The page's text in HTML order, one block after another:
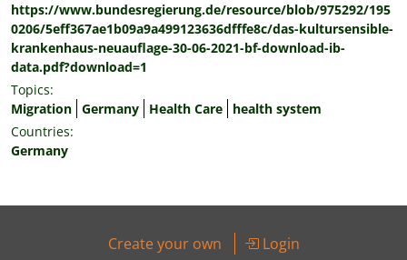
https://www.bundesregierung.de/resource/blob/975292/195
0206/5eff367ae1b09a9a499123636dfffe8c/das-kultursensible-
krankenhaus-neuauflage-30-06-2021-bf-download-ib-
data.pdf?download=1
Topics:
Migration Germany Health Care
health system
Countries:
Germany
Create your own
Login